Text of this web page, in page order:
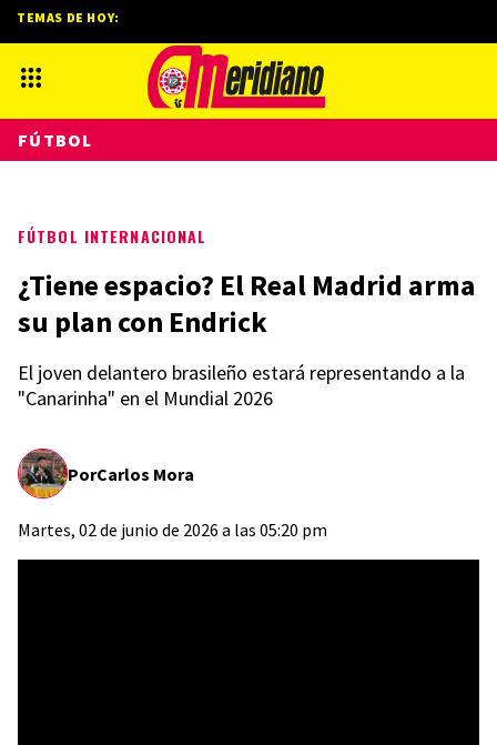
FÚTBOL INTERNACIONAL
¿Tiene espacio? El Real Madrid arma
su plan con Endrick
El joven delantero brasileño estará representando a la
"Canarinha" en el Mundial 2026
PorCarlos Mora
Martes, 02 de junio de 2026 a las 05:20 pm
TEMAS DE HOY:
FÚTBOL